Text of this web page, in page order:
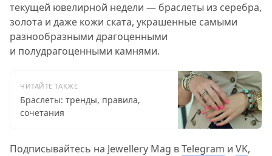
текущей ювелирной недели — браслеты из серебра,
золота и даже кожи ската, украшенные самыми
разнообразными драгоценными
и полудрагоценными камнями.
ЧИТАЙТЕ ТАКЖЕ
Браслеты: тренды, правила,
сочетания
Подписывайтесь на Jewellery Mag вTelegram и VK,